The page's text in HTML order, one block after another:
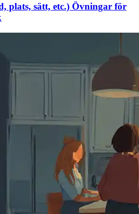
plats, sätt, etc.) Övningar för